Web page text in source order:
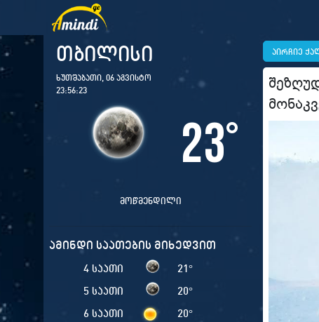
თბილისი
ხუთშაბათი, 06 აგვისტო
23:56:24
23°
მოწმენდილი
ამინდი საათების მიხედვით
4 საათი 21°
5 საათი
20°
6 საათი
20°
აირჩიე